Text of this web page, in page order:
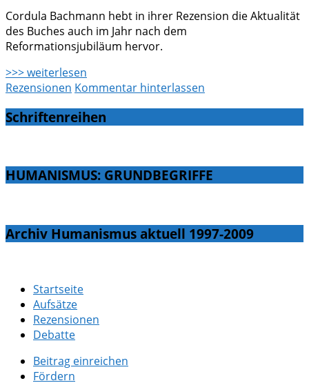
Cordula Bachmann hebt in ihrer Rezension die Aktualität
des Buches auch im Jahr nach dem
Reformationsjubiläum hervor.
>>> weiterlesen
Rezensionen Kommentar hinterlassen
Schriftenreihen
HUMANISMUS: GRUNDBEGRIFFE
Archiv Humanismus aktuell 1997-2009
Startseite
Aufsätze
Rezensionen
Debatte
Beitrag einreichen
Fördern